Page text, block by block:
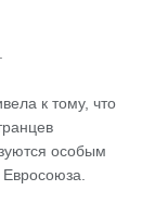
к тому, что
особым